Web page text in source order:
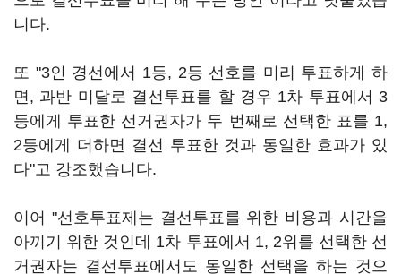
니다.
또 "3인 경선에서 1등, 2등 선호를 미리 투표하게 하
면, 과반 미달로 결선투표를 할 경우 1차 투표에서 3
등에게 투표한 선거권자가 두 번째로 선택한 표를 1,
2등에게 더하면 결선 투표한 것과 동일한 효과가 있
다"고 강조했습니다.
이어 "선호투표제는 결선투표를 위한 비용과 시간을
아끼기 위한 것인데 1차 투표에서 1, 2위를 선택한 선
거권자는 결선투표에서도 동일한 선택을 하는 것으